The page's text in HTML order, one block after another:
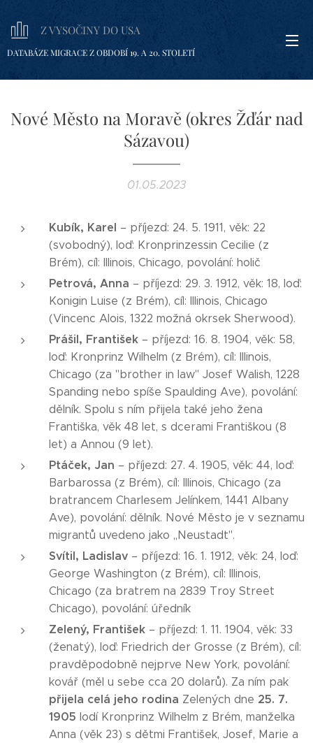
Z VYSOČINY DO USA
DATABÁZE MIGRACE Z OBDOBÍ 19. A 20. STOLETÍ
Nové Město na Moravě (okres Žďár nad
Sázavou)
01.05.2023
Kubík, Karel – příjezd: 24. 5. 1911, věk: 22
(svobodný), loď: Kronprinzessin Cecilie (z
Brém), cíl: Illinois, Chicago, povolání: holič
Petrová, Anna – příjezd: 29. 3. 1912, věk: 18, loď:
Konigin Luise (z Brém), cíl: Illinois, Chicago
(Vincenc Alois, 1322 možná okrsek Sherwood).
Prášil, František – příjezd: 16. 8. 1904, věk: 58,
loď: Kronprinz Wilhelm (z Brém), cíl: Illinois,
Chicago (za "brother in law" Josef Walish, 1228
Spanding nebo spíše Spaulding Ave), povolání:
dělník. Spolu s ním přijela také jeho žena
Františka, věk 48 let, s dcerami Františkou (8
let) a Annou (9 let).
Ptáček, Jan – příjezd: 27. 4. 1905, věk: 44, loď:
Barbarossa (z Brém), cíl: Illinois, Chicago (za
bratrancem Charlesem Jelínkem, 1441 Albany
Ave), povolání: dělník. Nové Město je v seznamu
migrantů uvedeno jako ,,Neustadt".
Svítil, Ladislav – příjezd: 16. 1. 1912, věk: 24, loď:
George Washington (z Brém), cíl: Illinois,
Chicago (za bratrem na 2839 Troy Street
Chicago), povolání: úředník
Zelený, František – příjezd: 1. 11. 1904, věk: 33
(ženatý), loď: Friedrich der Grosse (z Brém), cíl:
pravděpodobně nejprve New York, povolání:
kovář (měl u sebe cca 20 dolarů). Za ním pak
přijela celá jeho rodina Zelených dne 25. 7.
1905 lodí Kronprinz Wilhelm z Brém, manželka
Anna (věk 23) s dětmi František, Josef, Marie a